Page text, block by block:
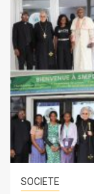
SOCIETE